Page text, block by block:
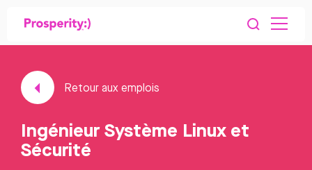
Retour aux emplois
Ingénieur Système Linux et
Sécurité